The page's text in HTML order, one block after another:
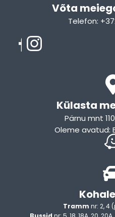
Võta
Telefon:
Külasta
Pärnu mnt
Oleme avatud:
Tramm nr: 2, 4